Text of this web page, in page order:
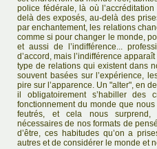
police fédérale, là où
delà des exposés, au-delà des
par enchantement, les relations
comme si pour changer le monde,
et aussi de l’indifférence...
d’accord, mais l’indifférence
type de relations qui existent dans
souvent basées sur l’expérience,
pire sur l’apparence. Un "alter", en
il obligatoirement s’habiller des
fonctionnement du monde que
feutrés, et cela nous surprend,
nécessaires de nos formats de
d’être, ces habitudes qu’on a
autres et de considérer le monde et